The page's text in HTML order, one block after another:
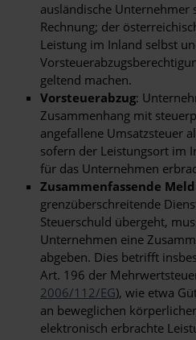
ausländische Unternehmer
Rechnung; der
Leistung im Inland selbst
geltend machen.
Vorsteuerabzug:
Zusammenhang mit
angefallene Umsatzsteuer
sofern der Leistungsort im
für das Unternehmen
Zusammenfassende
grenzüberschreitende
Steuerschuld übergeht,
Unternehmen eine
abgeben. Dies betrifft
Art. 196 der
2006/112/EG), wie etwa
an beweglichen
elektronisch erbrachte